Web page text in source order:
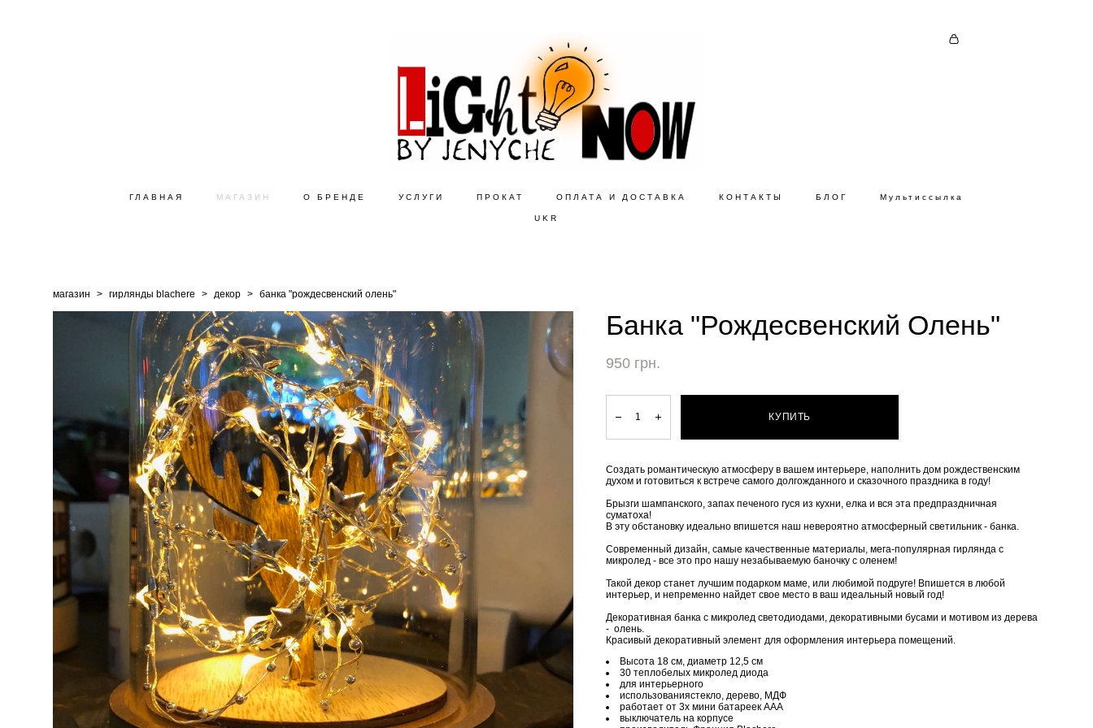
ГЛАВНАЯ МАГАЗИН О БРЕНДЕ УСЛУГИ ПРОКАТ ОПЛАТА И ДОСТАВКА КОНТАКТЫ БЛОГ Мультиссылка
UKR
магазин > гирлянды blachere > декор > банка "рождесвенский олень"
Банка "Рождесвенский Олень"
950 грн.
КУПИТЬ
Создать романтическую атмосферу в вашем интерьере, наполнить дом рождественским
духом и готовиться к встрече самого долгожданного и сказочного праздника в году!
Брызги шампанского, запах печеного гуся из кухни, елка и вся эта предпраздничная
суматоха!
В эту обстановку идеально впишется наш невероятно атмосферный светильник - банка.
Современный дизайн, самые качественные материалы, мега-популярная гирлянда с
микролед - все это про нашу незабываемую баночку с оленем!
Такой декор станет лучшим подарком маме, или любимой подруге! Впишется в любой
интерьер, и непременно найдет свое место в ваш идеальный новый год!
Декоративная банка с микролед светодиодами, декоративными бусами и мотивом из дерева
- олень.
Красивый декоративный элемент для оформления интерьера помещений.
Высота 18 см, диаметр 12,5 см
30 теплобелых микролед диода
для интерьерного
использованиястекло, дерево, МДФ
работает от 3х мини батареек ААА
выключатель на корпусе